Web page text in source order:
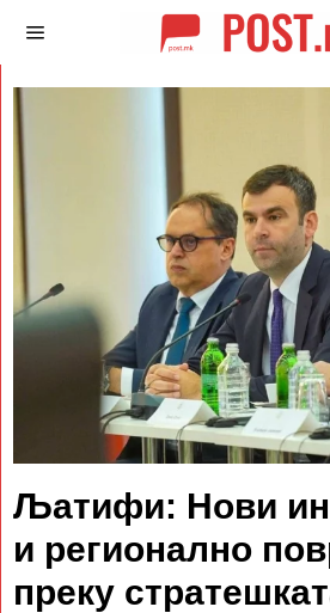
Љатифи: Нови
и регионално
преку